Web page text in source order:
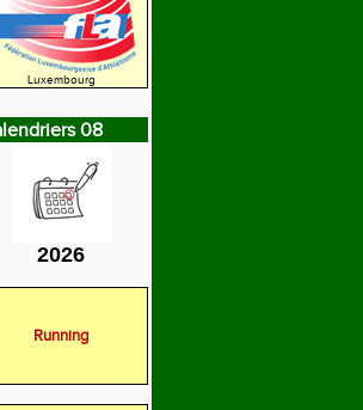
Luxembourg
08
2026
Running